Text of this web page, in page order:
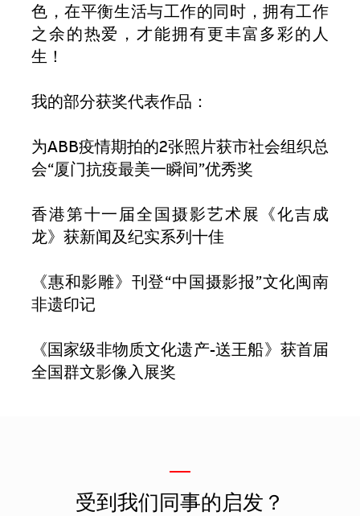
色，在平衡生活与工作的同时，拥有工作
之余的热爱，才能拥有更丰富多彩的人
生！
我的部分获奖代表作品：
为ABB疫情期拍的2张照片获市社会组织总
会“厦门抗疫最美一瞬间”优秀奖
香港第十一届全国摄影艺术展《化吉成
龙》获新闻及纪实系列十佳
《惠和影雕》刊登“中国摄影报”文化闽南
非遗印记
《国家级非物质文化遗产-送王船》获首届
全国群文影像入展奖
—
受到我们同事的启发？